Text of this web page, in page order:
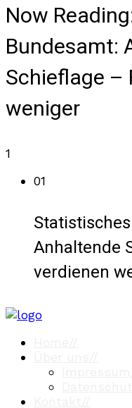
Now
Bundesamt:
Schieflage –
weniger
1
01
Anhaltende
verdienen